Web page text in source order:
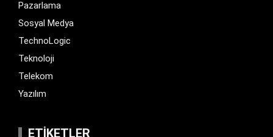
Pazarlama
Sosyal Medya
TechnoLogic
Teknoloji
Telekom
Yazılım
ETIKETLER